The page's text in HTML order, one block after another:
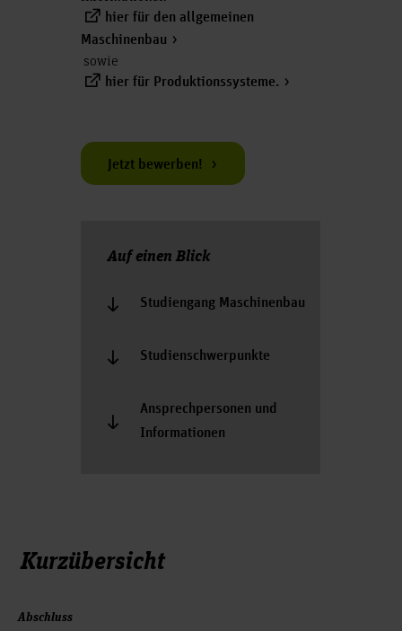
hier für den allgemeinen
Maschinenbau
sowie
hier für Produktionssysteme.
Jetzt bewerben!
Auf einen Blick
Studiengang Maschinenbau
Studienschwerpunkte
Ansprechpersonen und
Informationen
Kurzübersicht
Abschluss